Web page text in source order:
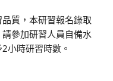
質，本研習報名錄取
參加研習人員自備水
小時研習時數。